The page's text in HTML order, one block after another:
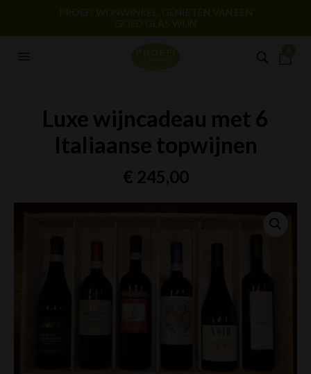
PROEF! WIJNWINKEL. GENIETEN VAN EEN
GOED GLAS WIJN
Luxe wijncadeau met 6
Italiaanse topwijnen
€ 245,00